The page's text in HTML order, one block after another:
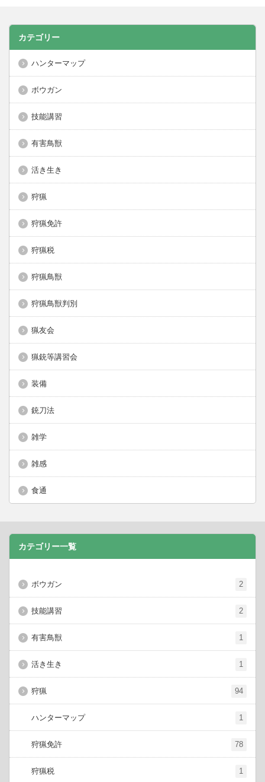
カテゴリー
ハンターマップ
ボウガン
技能講習
有害鳥獣
活き生き
狩猟
狩猟免許
狩猟税
狩猟鳥獣
狩猟鳥獣判別
猟友会
猟銃等講習会
装備
銃刀法
雑学
雑感
食通
カテゴリー一覧
ボウガン 2
技能講習 2
有害鳥獣 1
活き生き 1
狩猟 94
ハンターマップ 1
狩猟免許 78
狩猟税 1